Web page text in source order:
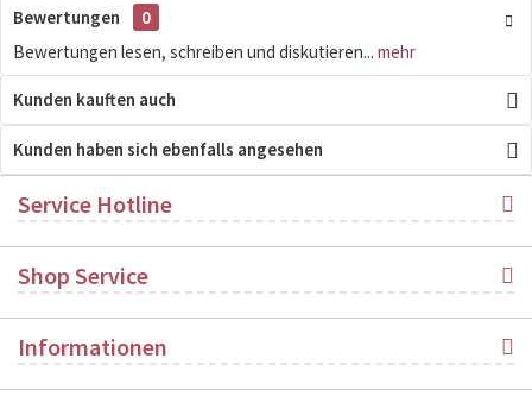
Bewertungen
0
Bewertungen lesen, schreiben und diskutieren... mehr
Kunden kauften auch
Kunden haben sich ebenfalls angesehen
Service Hotline
Shop Service
Informationen